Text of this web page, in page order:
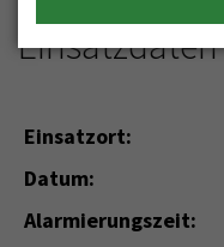
Einsatzdaten
Einsatzort:
Datum:
Alarmierungszeit: